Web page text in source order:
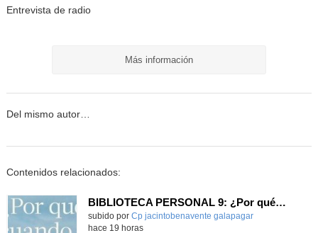
Entrevista de radio
Más información
Del mismo autor…
Contenidos relacionados:
BIBLIOTECA PERSONAL 9: ¿Por qué ser feliz cuando puedes ser normal?
Contenido educativo.
subido por Cp jacintobenavente galapagar-
hace 19 horas